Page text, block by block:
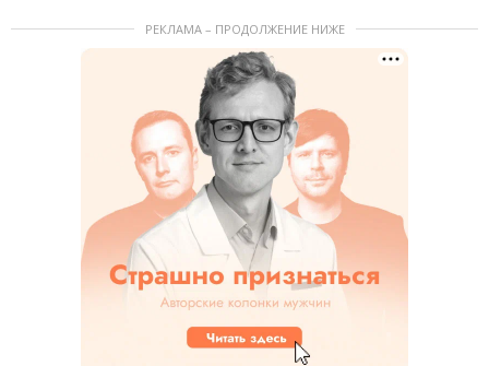
РЕКЛАМА – ПРОДОЛЖЕНИЕ НИЖЕ